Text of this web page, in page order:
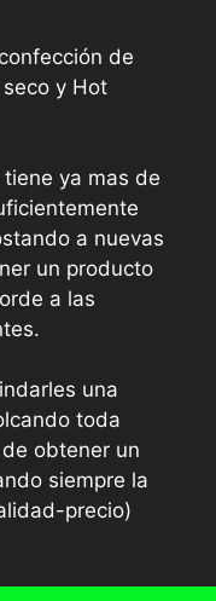
de
y Hot
ya mas de
a nuevas
un producto
a las
una
toda
obtener un
siempre la
precio)